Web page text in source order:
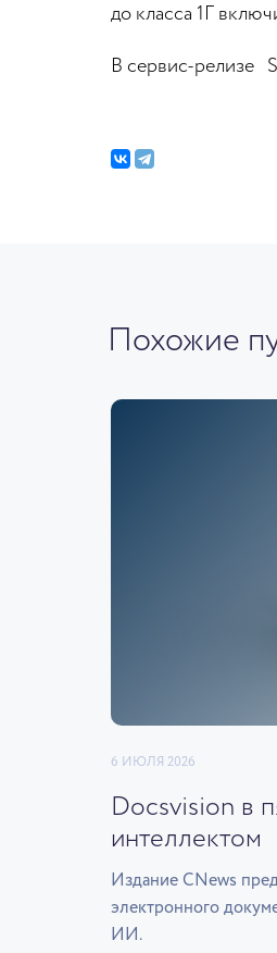
до класса 1Г
В сервис-релизе
Похожие
6 ИЮЛЯ 2026
Docsvision в
интеллектом
Издание CNews
электронного
ИИ.